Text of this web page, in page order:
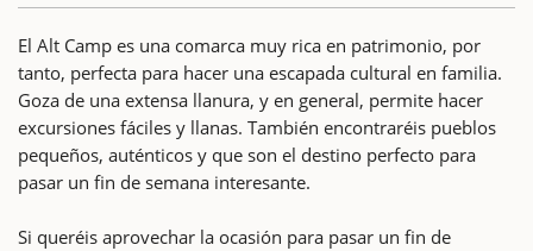
El Alt Camp es una comarca muy rica en patrimonio, por
tanto, perfecta para hacer una escapada cultural en familia.
Goza de una extensa llanura, y en general, permite hacer
excursiones fáciles y llanas. También encontraréis pueblos
pequeños, auténticos y que son el destino perfecto para
pasar un fin de semana interesante.
Si queréis aprovechar la ocasión para pasar un fin de